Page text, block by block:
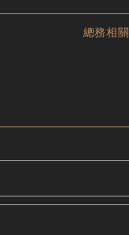
總務相關